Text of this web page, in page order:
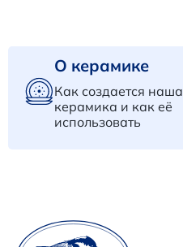
О керамике
Как создается наша
керамика и как её
использовать